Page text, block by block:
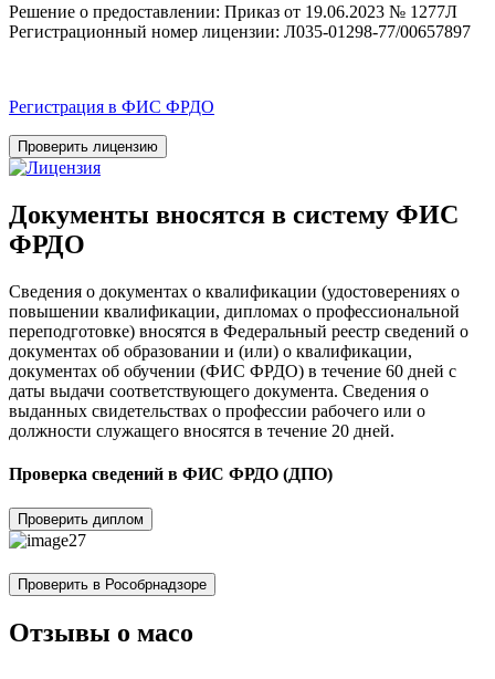
Решение о предоставлении: Приказ от 19.06.2023 № 1277Л
Регистрационный номер лицензии: Л035-01298-77/00657897
Регистрация в ФИС ФРДО
Проверить лицензию
Документы вносятся в систему ФИС
ФРДО
Сведения о документах о квалификации (удостоверениях о
повышении квалификации, дипломах о профессиональной
переподготовке) вносятся в Федеральный реестр сведений о
документах об образовании и (или) о квалификации,
документах об обучении (ФИС ФРДО) в течение 60 дней с
даты выдачи соответствующего документа. Сведения о
выданных свидетельствах о профессии рабочего или о
должности служащего вносятся в течение 20 дней.
Проверка сведений в ФИС ФРДО (ДПО)
Проверить диплом
Проверить в Рособрнадзоре
Отзывы о масо